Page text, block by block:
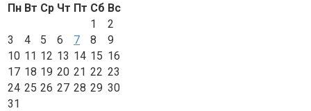
Пн Вт Ср Чт Пт Сб Вс
1
2
3
4 5 6 7 8
9
10 11 12 13 14 15 16
17 18 19 20 21 22 23
24 25 26 27 28 29 30
31